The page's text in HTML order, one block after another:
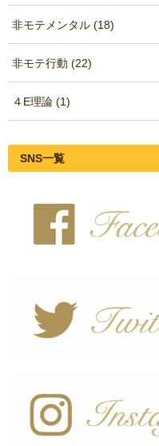
非モテメンタル (18)
非モテ行動 (22)
４E理論 (1)
SNS一覧